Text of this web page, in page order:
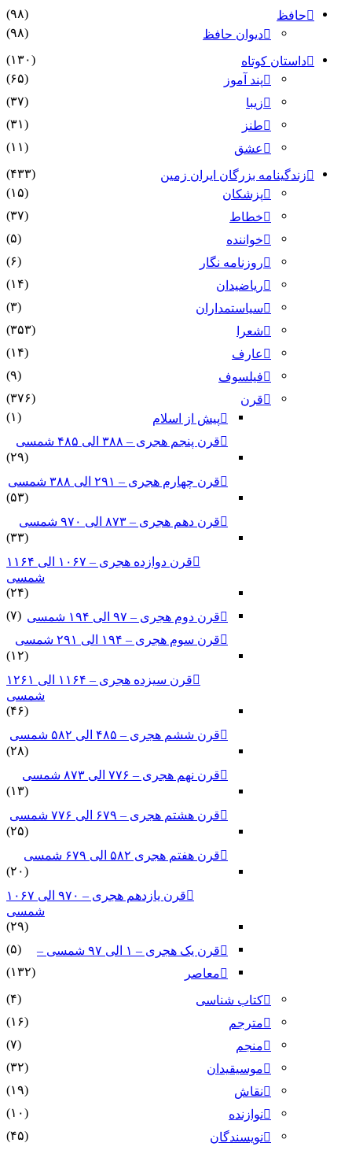
حافظ
(۹۸)
دیوان حافظ
(۹۸)
داستان کوتاه
(۱۳۰)
پند آموز
(۶۵)
زیبا
(۳۷)
طنز
(۳۱)
عشق
(۱۱)
زندگینامه بزرگان ایران زمین
(۴۳۳)
پزشکان
(۱۵)
خطاط
(۳۷)
خواننده
(۵)
روزنامه نگار
(۶)
ریاضیدان
(۱۴)
سیاستمداران
(۳)
شعرا
(۳۵۳)
عارف
(۱۴)
فیلسوف
(۹)
قرن
(۳۷۶)
پیش از اسلام
(۱)
قرن پنجم هجری – ۳۸۸ الی ۴۸۵ شمسی
(۲۹)
قرن چهارم هجری – ۲۹۱ الی ۳۸۸ شمسی
(۵۳)
قرن دهم هجری – ۸۷۳ الی ۹۷۰ شمسی
(۳۳)
قرن دوازده هجری – ۱۰۶۷ الی ۱۱۶۴
شمسی
(۲۴)
قرن دوم هجری – ۹۷ الی ۱۹۴ شمسی
(۷)
قرن سوم هجری – ۱۹۴ الی ۲۹۱ شمسی
(۱۲)
قرن سیزده هجری – ۱۱۶۴ الی ۱۲۶۱
شمسی
(۴۶)
قرن ششم هجری – ۴۸۵ الی ۵۸۲ شمسی
(۲۸)
قرن نهم هجری – ۷۷۶ الی ۸۷۳ شمسی
(۱۳)
قرن هشتم هجری – ۶۷۹ الی ۷۷۶ شمسی
(۲۵)
قرن هفتم هجری ۵۸۲ الی ۶۷۹ شمسی
(۲۰)
قرن یازدهم هجری – ۹۷۰ الی ۱۰۶۷
شمسی
(۲۹)
قرن یک هجری – ۱ الی ۹۷ شمسی –
(۵)
معاصر
(۱۳۲)
کتاب شناسی
(۴)
مترجم
(۱۶)
منجم
(۷)
موسیقیدان
(۳۲)
نقاش
(۱۹)
نوازنده
(۱۰)
نویسندگان
(۴۵)